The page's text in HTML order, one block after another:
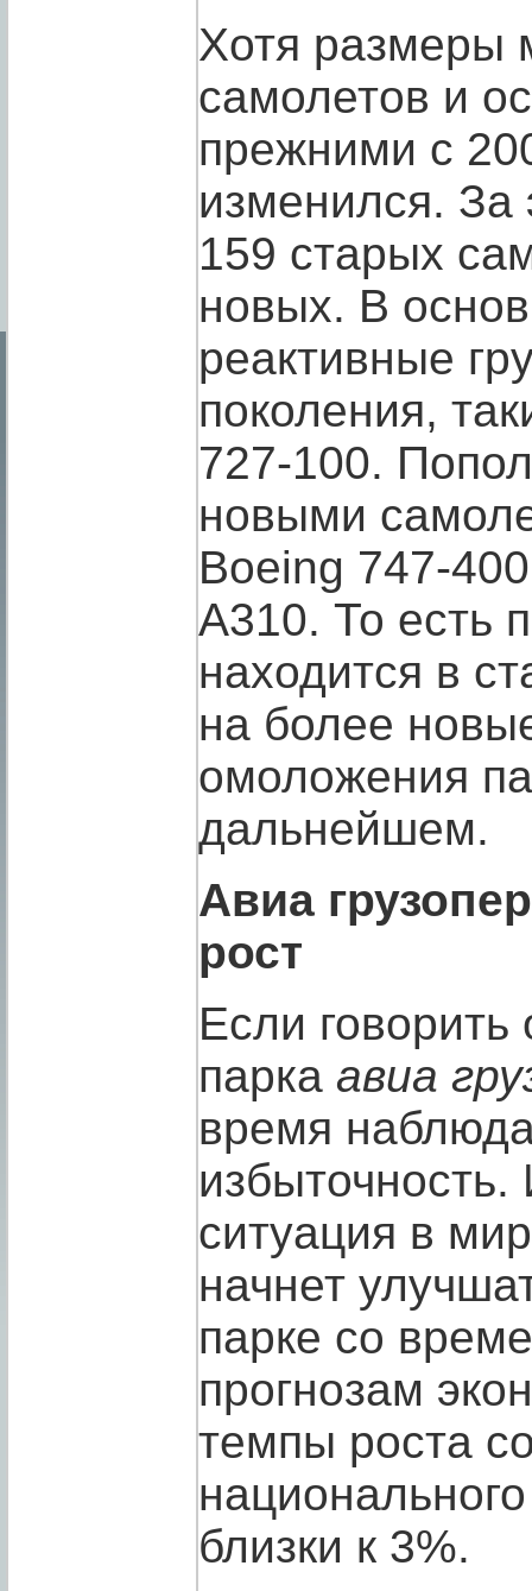
Хотя размеры
самолетов и
прежними с
изменился. За
159 старых
новых. В
реактивные
поколения,
727-100.
новыми
Boeing 747-
А310. То есть
находится в
на более
омоложения
дальнейшем.
Авиа
рост
Если
парка авиа
время
ситуация в
начнет
парке со
прогнозам
темпы роста
близки к 3%.